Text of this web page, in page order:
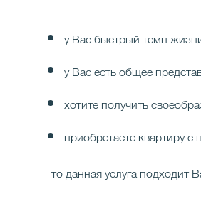
у Вас быстрый темп
у Вас есть общее
хотите получить
приобретаете квартиру
то данная услуга подходит